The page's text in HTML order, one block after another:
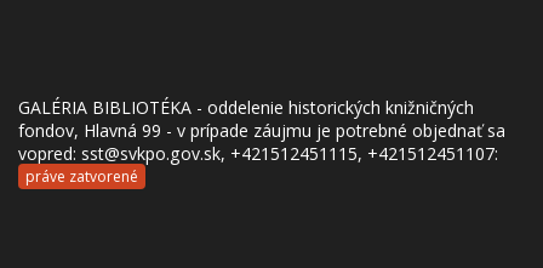
GALÉRIA BIBLIOTÉKA - oddelenie historických knižničných
fondov, Hlavná 99 - v prípade záujmu je potrebné objednať sa
vopred: sst@svkpo.gov.sk, +421512451115, +421512451107:
práve zatvorené